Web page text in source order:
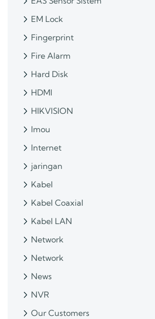
EM Lock
Fingerprint
Fire Alarm
Hard Disk
HDMI
HIKVISION
Imou
Internet
jaringan
Kabel
Kabel Coaxial
Kabel LAN
Network
Network
News
NVR
Our Customers